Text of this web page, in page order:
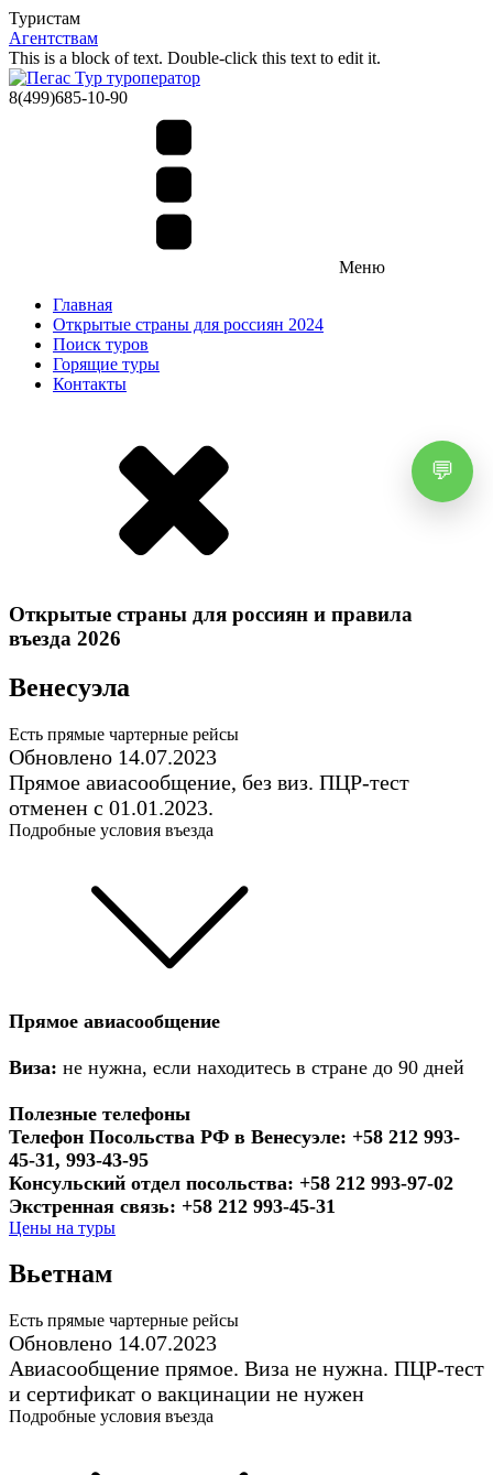
Туристам
Агентствам
This is a block of text. Double-click this text to edit it.
8(499)685-10-90
Меню
Главная
Открытые страны для россиян 2024
Поиск туров
Горящие туры
Контакты
Открытые страны для россиян и правила
въезда 2026
Венесуэла
Есть прямые чартерные рейсы
Обновлено 14.07.2023
Прямое авиасообщение, без виз. ПЦР-тест
отменен с 01.01.2023.
Подробные условия въезда
Прямое авиасообщение
Виза: не нужна, если находитесь в стране до 90 дней
Полезные телефоны
Телефон Посольства РФ в Венесуэле: +58 212 993-
45-31, 993-43-95
Консульский отдел посольства: +58 212 993-97-02
Экстренная связь: +58 212 993-45-31
Цены на туры
Вьетнам
Есть прямые чартерные рейсы
Обновлено 14.07.2023
Авиасообщение прямое. Виза не нужна. ПЦР-тест
и сертификат о вакцинации не нужен
Подробные условия въезда